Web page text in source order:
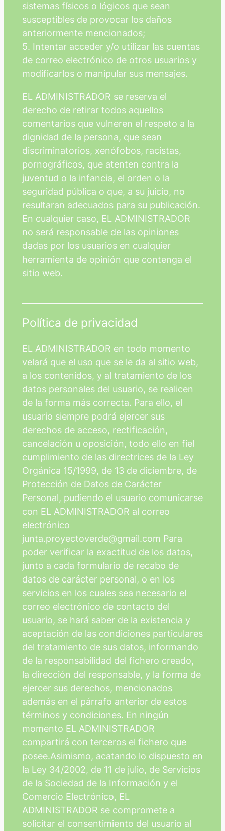
sistemas físicos o lógicos que sean
susceptibles de provocar los daños
anteriormente mencionados;
5. Intentar acceder y/o utilizar las cuentas
de correo electrónico de otros usuarios y
modificarlos o manipular sus mensajes.
EL ADMINISTRADOR se reserva el
derecho de retirar todos aquellos
comentarios que vulneren el respeto a la
dignidad de la persona, que sean
discriminatorios, xenófobos, racistas,
pornográficos, que atenten contra la
juventud o la infancia, el orden o la
seguridad pública o que, a su juicio, no
resultaran adecuados para su publicación.
En cualquier caso, EL ADMINISTRADOR
no será responsable de las opiniones
dadas por los usuarios en cualquier
herramienta de opinión que contenga el
sitio web.
Política de privacidad
EL ADMINISTRADOR en todo momento
velará que el uso que se le da al sitio web,
a los contenidos, y al tratamiento de los
datos personales del usuario, se realicen
de la forma más correcta. Para ello, el
usuario siempre podrá ejercer sus
derechos de acceso, rectificación,
cancelación u oposición, todo ello en fiel
cumplimiento de las directrices de la Ley
Orgánica 15/1999, de 13 de diciembre, de
Protección de Datos de Carácter
Personal, pudiendo el usuario comunicarse
con EL ADMINISTRADOR al correo
electrónico
junta.proyectoverde@gmail.com Para
poder verificar la exactitud de los datos,
junto a cada formulario de recabo de
datos de carácter personal, o en los
servicios en los cuales sea necesario el
correo electrónico de contacto del
usuario, se hará saber de la existencia y
aceptación de las condiciones particulares
del tratamiento de sus datos, informando
de la responsabilidad del fichero creado,
la dirección del responsable, y la forma de
ejercer sus derechos, mencionados
además en el párrafo anterior de estos
términos y condiciones. En ningún
momento EL ADMINISTRADOR
compartirá con terceros el fichero que
posee.Asimismo, acatando lo dispuesto en
la Ley 34/2002, de 11 de julio, de Servicios
de la Sociedad de la Información y el
Comercio Electrónico, EL
ADMINISTRADOR se compromete a
solicitar el consentimiento del usuario al